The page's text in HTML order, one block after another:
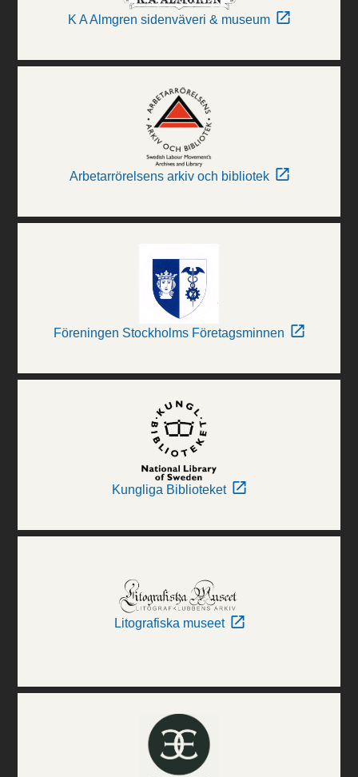
K A Almgren sidenväveri & museum
Arbetarrörelsens arkiv och bibliotek
Föreningen Stockholms Företagsminnen
Kungliga Biblioteket
Litografiska museet